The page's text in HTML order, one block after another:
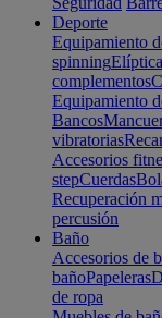
Deporte
Equipamiento
spinning
complementos
Equipamiento
Bancos
vibratorias
Accesorios
stepCuerdas
Recuperación
percusión
Baño
Accesorios de
bañoPapeleras
de ropa